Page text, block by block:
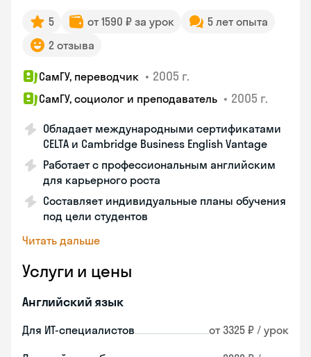
5 от 1590 ₽ за урок
5 лет опыта
2 отзыва
СамГУ, переводчик • 2005 г.
СамГУ, социолог и преподаватель • 2005 г.
Обладает международными сертификатами
CELTA и Cambridge Business English Vantage
Работает с профессиональным английским
для карьерного роста
Составляет индивидуальные планы обучения
под цели студентов
Читать дальше
Услуги и цены
Английский язык
Для ИТ-специалистов от 3325 ₽ / урок